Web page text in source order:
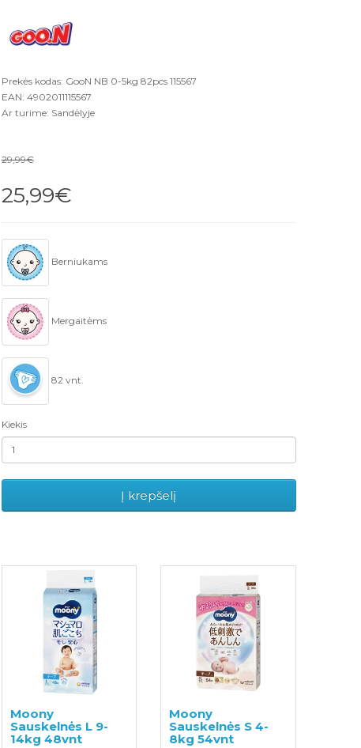
Prekės kodas: GooN NB 0-5kg 82pcs 115567
EAN: 4902011115567
Ar turime: Sandėlyje
29,99€
25,99€
Berniukams
Mergaitėms
82 vnt.
Kiekis
Į krepšelį
Moony
Sauskelnės L 9-
14kg 48vnt
Moony
Sauskelnės S 4-
8kg 54vnt